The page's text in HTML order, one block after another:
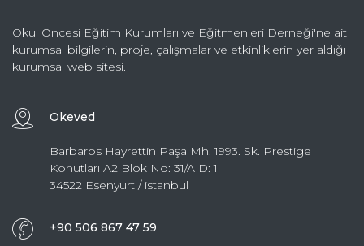
Okul Öncesi Eğitim Kurumları ve Eğitmenleri Derneği'ne ait
kurumsal bilgilerin, proje, çalışmalar ve etkinliklerin yer aldığı
kurumsal web sitesi.
Okeved
Barbaros Hayrettin Paşa Mh. 1993. Sk. Prestige
Konutları A2 Blok No: 31/A D: 1
34522 Esenyurt / istanbul
+90 506 867 47 59